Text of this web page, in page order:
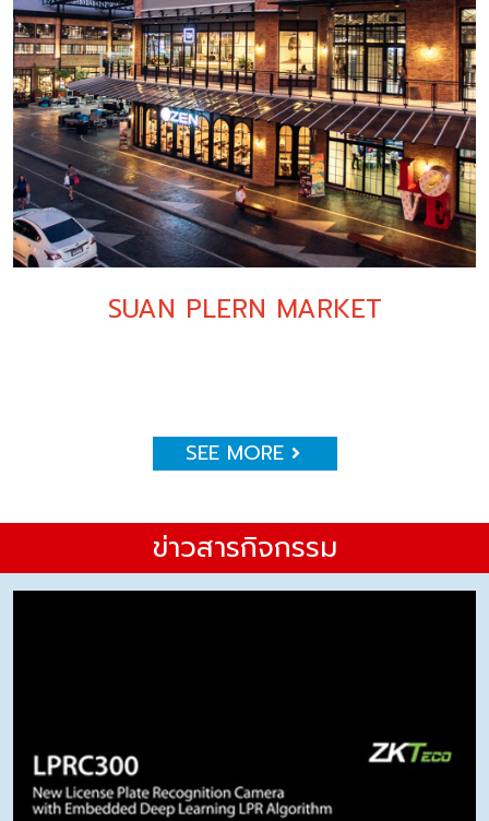
SUAN PLERN MARKET
SEE MORE
ข่าวสารกิจกรรม